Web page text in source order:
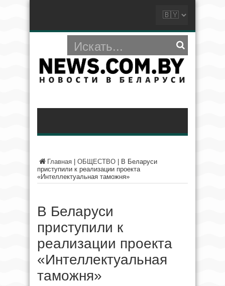
Главная ОБЩЕСТВО
В Беларуси
приступили к реализации проекта
«Интеллектуальная таможня»
В Беларуси
приступили к
реализации проекта
«Интеллектуальная
таможня»